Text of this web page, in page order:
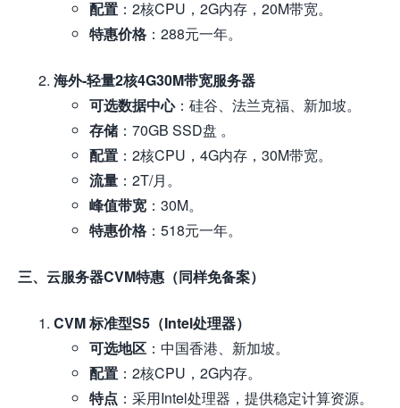
配置 ：2核CPU，2G内存，20M带宽。
特惠价格 ：288元一年。
海外-轻量2核4G30M带宽服务器
可选数据中心：硅谷、法兰克福、新加坡。
存储 ：70GB SSD盘 。
配置 ：2核CPU，4G内存，30M带宽。
流量 ：2T/月。
峰值带宽 ：30M。
特惠价格 ：518元一年。
三、云服务器CVM特惠（同样免备案）
CVM 标准型S5（Intel处理器）
可选地区 ：中国香港、新加坡。
配置 ：2核CPU，2G内存。
特点 ：采用Intel处理器，提供稳定计算资源。